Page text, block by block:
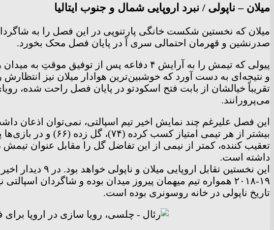
میلان – ناپولی / نبرد اروپایی شمال و جنوب ایتالیا
صدرنشین و قهرمان احتمالی سری آ در پایان فصل محک بخورد.
و نتیجه‌ای به دست آورد که خوشبین‌ترین هوادار میلان نیز
تقریباً خیالشان از بابت فتح اسکودتو در پایان فصل راحت شده،
می‌پرورانند.
این فصل علیرغم چند نمایش اخیر تیم اسپالتی، نمی‌توان اذعان
داشته است.
این نخستین
تاریخ ناپولی در خانه روسونری بوده است.